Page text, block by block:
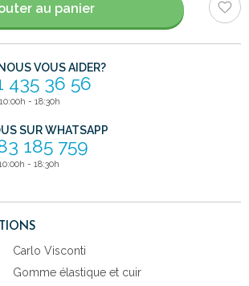
au panier
VOUS AIDER?
435 36 56
- 18:30h
SUR WHATSAPP
185 759
- 18:30h
Carlo Visconti
Gomme élastique et cuir